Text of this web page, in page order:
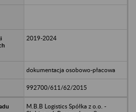
2019-2024
dokumentacja osobowo-płacowa
992700/611/62/2015
M.B.B Logistics Spółka z o.o. -